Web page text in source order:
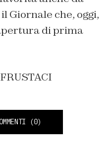
Giornale che, oggi,
di prima
(0)